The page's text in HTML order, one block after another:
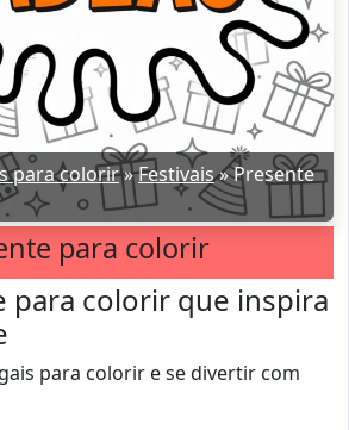
para colorir»Festivais»Presente
para colorir
para colorir que inspira
para colorir e se divertir com